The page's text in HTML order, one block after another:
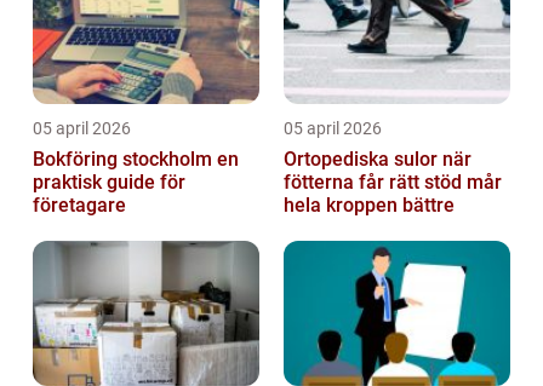
05 april 2026
Bokföring stockholm en
praktisk guide för
företagare
05 april 2026
Ortopediska sulor när
fötterna får rätt stöd mår
hela kroppen bättre